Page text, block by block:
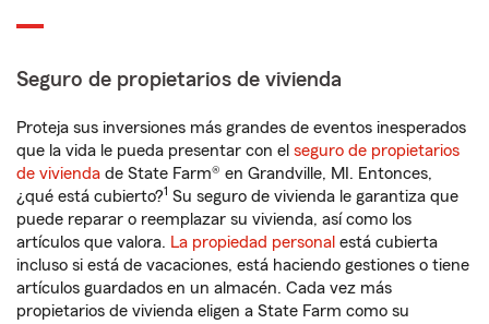
Seguro de propietarios de vivienda
Proteja sus inversiones más grandes de eventos inesperados
que la vida le pueda presentar con el seguro de propietarios
de vivienda de State Farm® en Grandville, MI. Entonces,
¿qué está cubierto?1 Su seguro de vivienda le garantiza que
puede reparar o reemplazar su vivienda, así como los
artículos que valora. La propiedad personal está cubierta
incluso si está de vacaciones, está haciendo gestiones o tiene
artículos guardados en un almacén. Cada vez más
propietarios de vivienda eligen a State Farm como su